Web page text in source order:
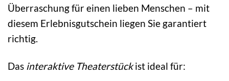
Überraschung für einen lieben Menschen – mit
diesem Erlebnisgutschein liegen Sie garantiert
richtig.
Das interaktive Theaterstückist ideal für: